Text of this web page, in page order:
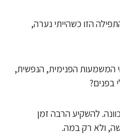
הזו כשהייתי נערה,
המשמעות הפנימית, הנפשית,
בפנים?
כוונה. להשקיע הרבה זמן
ולא רק במה.